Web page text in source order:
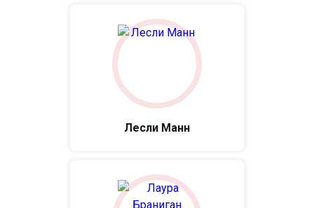
Лесли Манн